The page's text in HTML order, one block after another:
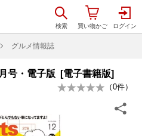
グルメ情報誌
号・電子版 [電子書籍版]
（0件）